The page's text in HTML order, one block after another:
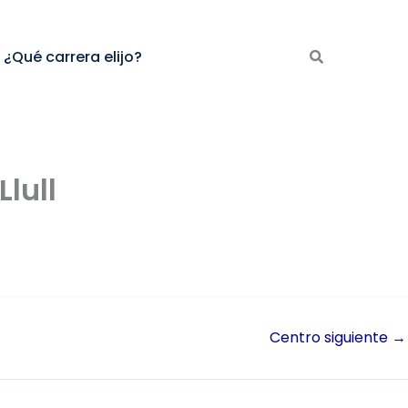
¿Qué carrera elijo?
Centro siguiente →